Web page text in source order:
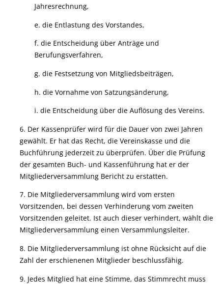
Jahresrechnung,
e. die Entlastung des Vorstandes,
f. die Entscheidung über Anträge und
Berufungsverfahren,
g. die Festsetzung von Mitgliedsbeiträgen,
h. die Vornahme von Satzungsänderung,
i. die Entscheidung über die Auflösung des Vereins.
6. Der Kassenprüfer wird für die Dauer von zwei Jahren
gewählt. Er hat das Recht, die Vereinskasse und die
Buchführung jederzeit zu überprüfen. Über die Prüfung
der gesamten Buch- und Kassenführung hat er der
Mitgliederversammlung Bericht zu erstatten.
7. Die Mitgliederversammlung wird vom ersten
Vorsitzenden, bei dessen Verhinderung vom zweiten
Vorsitzenden geleitet. Ist auch dieser verhindert, wählt die
Mitgliederversammlung einen Versammlungsleiter.
8. Die Mitgliederversammlung ist ohne Rücksicht auf die
Zahl der erschienenen Mitglieder beschlussfähig.
9. Jedes Mitglied hat eine Stimme, das Stimmrecht muss